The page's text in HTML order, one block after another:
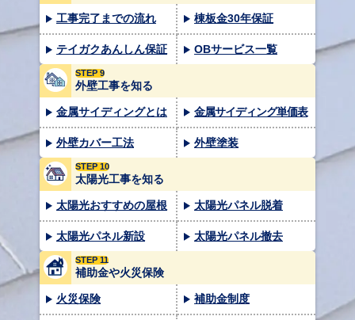
工事完了までの流れ 棟板金30年保証
テイガクあんしん保証 OBサービス一覧
STEP 9
外壁工事を知る
金属サイディングとは 金属サイディング単価表
外壁カバー工法 外壁塗装
STEP 10
太陽光工事を知る
太陽光おすすめの屋根 太陽光パネル脱着
太陽光パネル新設 太陽光パネル撤去
STEP 11
補助金や火災保険
火災保険 補助金制度